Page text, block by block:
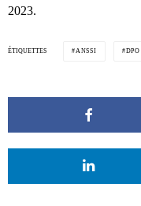
2023.
ÉTIQUETTES ANSSI DPO